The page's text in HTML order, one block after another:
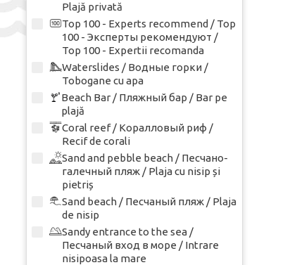
Plajă privată
Top 100 - Experts recommend / Top
100 - Эксперты рекомендуют /
Top 100 - Expertii recomanda
Waterslides / Водные горки /
Tobogane cu apa
Beach Bar / Пляжный бар / Bar pe
plajă
Coral reef / Коралловый риф /
Recif de corali
Sand and pebble beach / Песчано-
галечный пляж / Plaja cu nisip și
pietriș
Sand beach / Песчаный пляж / Plaja
de nisip
Sandy entrance to the sea /
Песчаный вход в море / Intrare
nisipoasa la mare